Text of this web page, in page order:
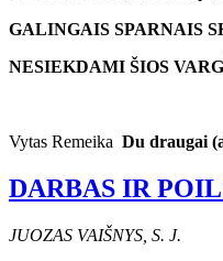
GALINGAIS SPARNAIS
NESIEKDAMI ŠIOS
Vytas Remeika Du draugai
DARBAS IR
JUOZAS VAIŠNYS, S. J.